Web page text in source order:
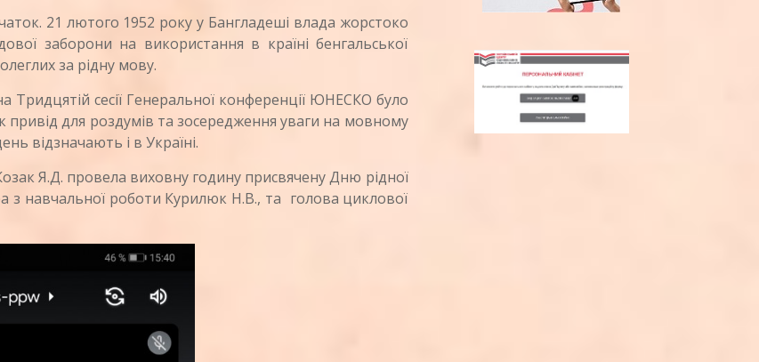
21 лютого 1952 року у Бангладеші влада жорстоко
заборони на використання в країні бенгальської
за рідну мову.
сесії Генеральної конференції ЮНЕСКО було
для роздумів та зосередження уваги на мовному
відзначають і в Україні.
Я.Д. провела виховну годину присвячену Дню рідної
з навчальної роботи Курилюк Н.В., та голова циклової